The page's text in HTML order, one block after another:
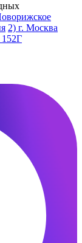
2) г. Москва
152Г